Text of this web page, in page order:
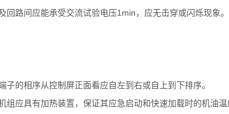
回路间应能承受交流试验电压1min，应无击穿或闪烁现象。
的相序从控制屏正面看应自左到右或自上到下排序。
应具有加热装置，保证其应急启动和快速加载时的机油